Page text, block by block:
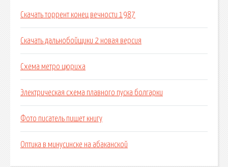
Скачать торрент конец вечности 1987
Скачать дальнобойщики 2 новая версия
Схема метро цюриха
Электрическая схема плавного пуска болгарки
Фото писатель пишет книгу
Оптика в минусинске на абаканской